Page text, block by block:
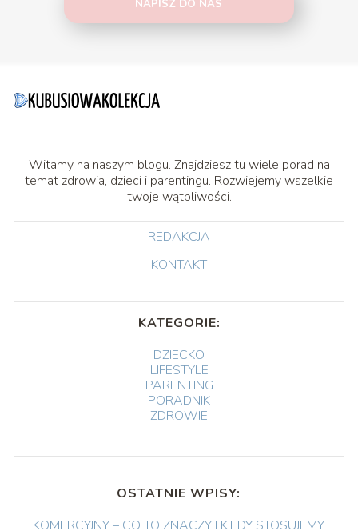
NAPISZ DO NAS
Witamy na naszym blogu. Znajdziesz tu wiele porad na
temat zdrowia, dzieci i parentingu. Rozwiejemy wszelkie
twoje wątpliwości.
REDAKCJA
KONTAKT
KATEGORIE:
DZIECKO
LIFESTYLE
PARENTING
PORADNIK
ZDROWIE
OSTATNIE WPISY:
KOMERCYJNY – CO TO ZNACZY I KIEDY STOSUJEMY